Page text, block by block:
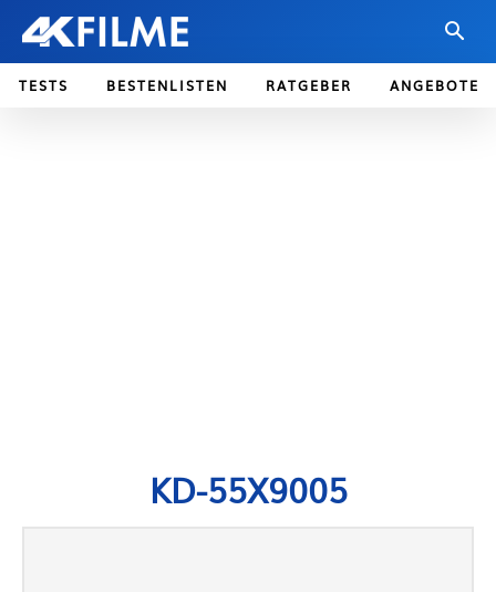
TESTS BESTENLISTEN RATGEBER ANGEBOTE
KD-55X9005